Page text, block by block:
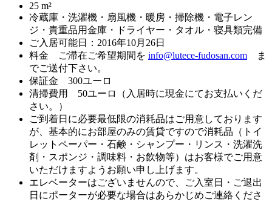
25 m²
冷蔵庫・洗濯機・扇風機・暖房・掃除機・電子レン
ジ・貴重品用金庫・ドライヤー・タオル・寝具類完備
ご入居可能日：2016年10月26日
料金 ご滞在ご希望期間を info@lutece-fudosan.com ま
でご送付下さい。
保証金 300ユーロ
清掃費用 50ユーロ（入居時に現金にてお支払いくだ
さい。）
ご到着日に必要最低限の消耗品はご用意しております
が、基本的にお部屋のみの賃貸ですので消耗品（トイ
レットペーパー・石鹸・シャンプー・リンス・洗濯洗
剤・スポンジ・調味料・お飲物等）はお客様でご用意
いただけますようお願い申し上げます。
エレベーターはございませんので、ご入室日・ご退出
日にポーターが必要な場合はあらかじめご連絡くださ